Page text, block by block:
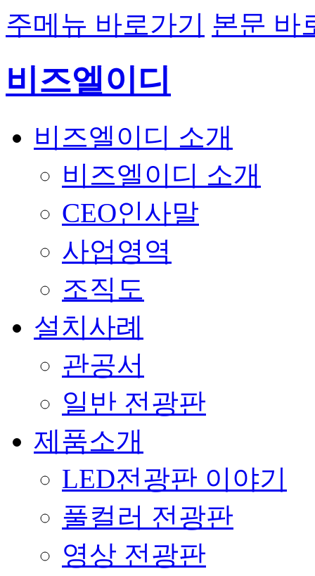
주메뉴 바로가기 본문 바
비즈엘이디
비즈엘이디 소개
비즈엘이디 소개
CEO인사말
사업영역
조직도
설치사례
관공서
일반 전광판
제품소개
LED전광판 이야기
풀컬러 전광판
영상 전광판